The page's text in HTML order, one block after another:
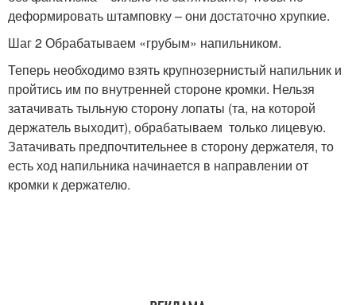
деформировать штамповку – они достаточно хрупкие.
Шаг 2 Обрабатываем «грубым» напильником.
Теперь необходимо взять крупнозернистый напильник и
пройтись им по внутренней стороне кромки. Нельзя
затачивать тыльную сторону лопаты (та, на которой
держатель выходит), обрабатываем только лицевую.
Затачивать предпочтительнее в сторону держателя, то
есть ход напильника начинается в направлении от
кромки к держателю.